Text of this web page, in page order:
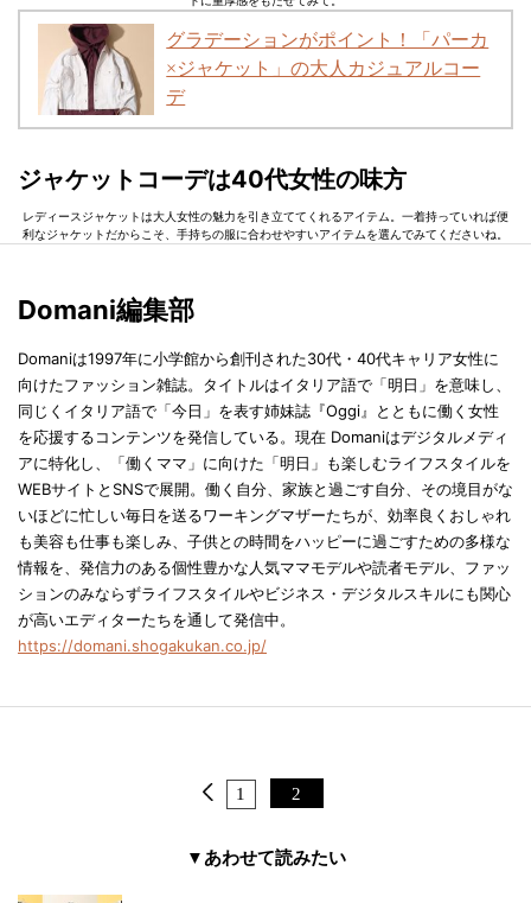
グラデーションがポイント！「パーカ
×ジャケット」の大人カジュアルコー
デ
ジャケットコーデは40代女性の味方
レディースジャケットは大人女性の魅力を引き立ててくれるアイテム。一着持っていれば便
利なジャケットだからこそ、手持ちの服に合わせやすいアイテムを選んでみてくださいね。
Domani編集部
Domaniは1997年に小学館から創刊された30代・40代キャリア女性に
向けたファッション雑誌。タイトルはイタリア語で「明日」を意味し、
同じくイタリア語で「今日」を表す姉妹誌『Oggi』とともに働く女性
を応援するコンテンツを発信している。現在 Domaniはデジタルメディ
アに特化し、「働くママ」に向けた「明日」も楽しむライフスタイルを
WEBサイトとSNSで展開。働く自分、家族と過ごす自分、その境目がな
いほどに忙しい毎日を送るワーキングマザーたちが、効率良くおしゃれ
も美容も仕事も楽しみ、子供との時間をハッピーに過ごすための多様な
情報を、発信力のある個性豊かな人気ママモデルや読者モデル、ファッ
ションのみならずライフスタイルやビジネス・デジタルスキルにも関心
が高いエディターたちを通して発信中。
https://domani.shogakukan.co.jp/
1 2
▼あわせて読みたい